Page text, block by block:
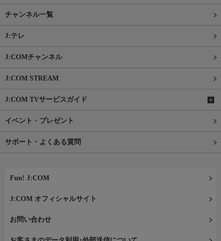
チャンネル一覧
J:テレ
J:COMチャンネル
J:COM STREAM
J:COM TVサービスガイド
イベント・プレゼント
サポート・よくある質問
Fun! J:COM
J:COM オフィシャルサイト
お問い合わせ